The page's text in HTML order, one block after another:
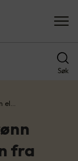
Søk
el…
fra